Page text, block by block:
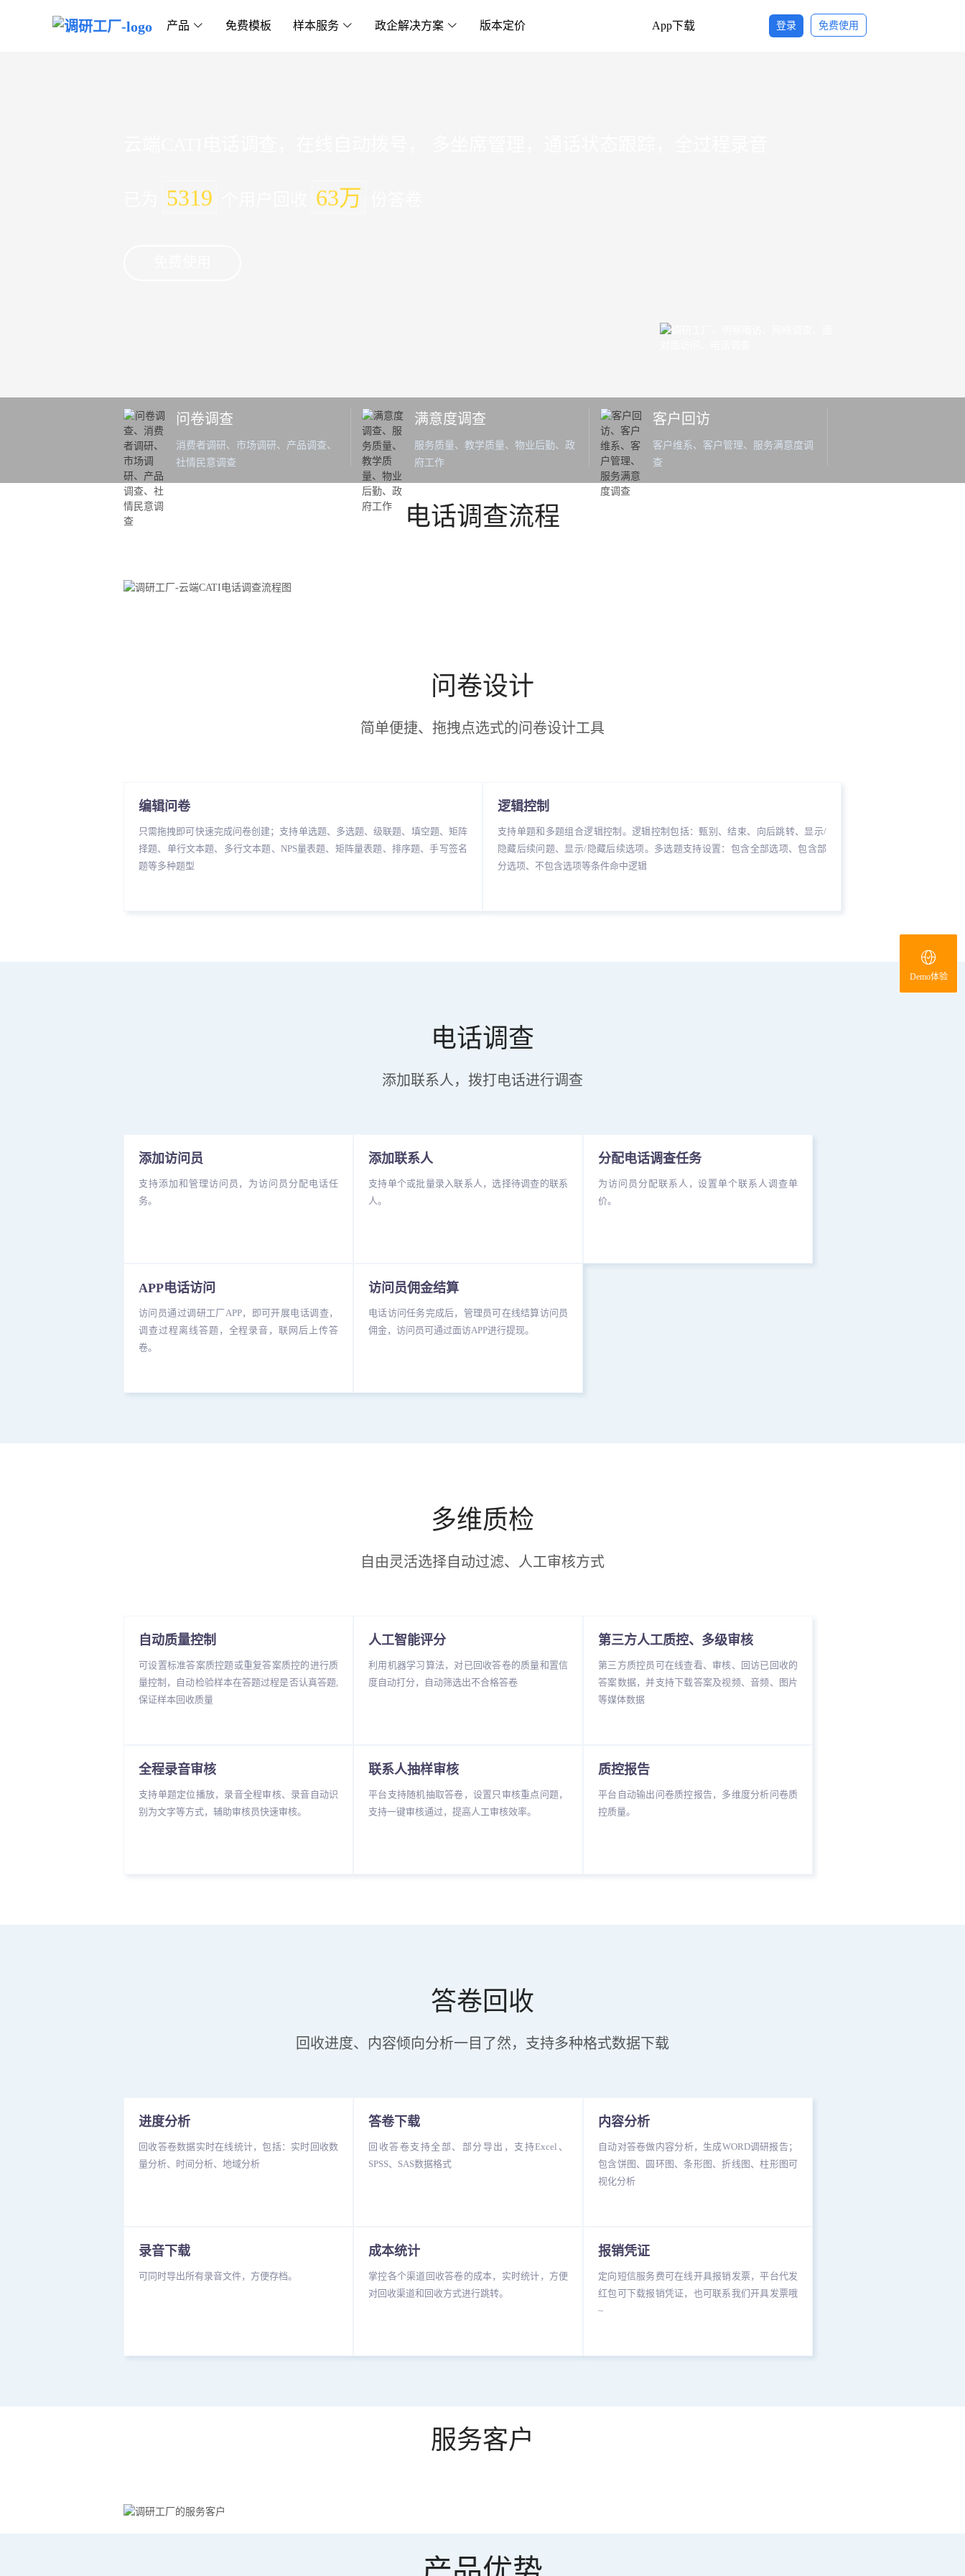
产品 免费模板 样本服务 政企解决方案 版本定价 App下载 登录 免费使用
5319 63万
问卷调查
消费者调研、市场调研、产品调查、
社情民意调查
满意度调查
服务质量、教学质量、物业后勤、政
府工作
客户回访
客户维系、客户管理、服务满意度调
查
电话调查流程
问卷设计
简单便捷、拖拽点选式的问卷设计工具
编辑问卷
只需拖拽即可快速完成问卷创建；支持单选题、多选题、级联题、填空题、矩阵
择题、单行文本题、多行文本题、NPS量表题、矩阵量表题、排序题、手写签名
题等多种题型
逻辑控制
支持单题和多题组合逻辑控制。逻辑控制包括：甄别、结束、向后跳转、显示/
隐藏后续问题、显示/隐藏后续选项。多选题支持设置：包含全部选项、包含部
分选项、不包含选项等条件命中逻辑
电话调查
添加联系人，拨打电话进行调查
添加访问员
支持添加和管理访问员，为访问员分配电话任
务。
添加联系人
支持单个或批量录入联系人，选择待调查的联系
人。
分配电话调查任务
为访问员分配联系人，设置单个联系人调查单
价。
APP电话访问
访问员通过调研工厂APP，即可开展电话调查，
调查过程离线答题，全程录音，联网后上传答
卷。
访问员佣金结算
电话访问任务完成后，管理员可在线结算访问员
佣金，访问员可通过面访APP进行提现。
多维质检
自由灵活选择自动过滤、人工审核方式
自动质量控制
可设置标准答案质控题或重复答案质控的进行质
量控制，自动检验样本在答题过程是否认真答题,
保证样本回收质量
人工智能评分
利用机器学习算法，对已回收答卷的质量和置信
度自动打分，自动筛选出不合格答卷
第三方人工质控、多级审核
第三方质控员可在线查看、审核、回访已回收的
答案数据，并支持下载答案及视频、音频、图片
等媒体数据
全程录音审核
支持单题定位播放，录音全程审核、录音自动识
别为文字等方式，辅助审核员快速审核。
联系人抽样审核
平台支持随机抽取答卷，设置只审核重点问题，
支持一键审核通过，提高人工审核效率。
质控报告
平台自动输出问卷质控报告，多维度分析问卷质
控质量。
答卷回收
回收进度、内容倾向分析一目了然，支持多种格式数据下载
进度分析
回收答卷数据实时在线统计，包括：实时回收数
量分析、时间分析、地域分析
答卷下载
回收答卷支持全部、部分导出，支持Excel、
SPSS、SAS数据格式
内容分析
自动对答卷做内容分析，生成WORD调研报告；
包含饼图、圆环图、条形图、折线图、柱形图可
视化分析
录音下载
可同时导出所有录音文件，方便存档。
成本统计
掌控各个渠道回收答卷的成本，实时统计，方便
对回收渠道和回收方式进行跳转。
报销凭证
定向短信服务费可在线开具报销发票，平台代发
红包可下载报销凭证，也可联系我们开具发票哦
~
服务客户
Demo体验